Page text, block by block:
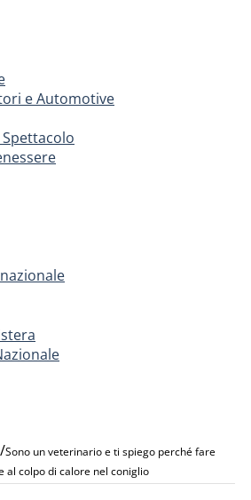
e Automotive
/Sono un veterinario e ti spiego perché fare
al colpo di calore nel coniglio